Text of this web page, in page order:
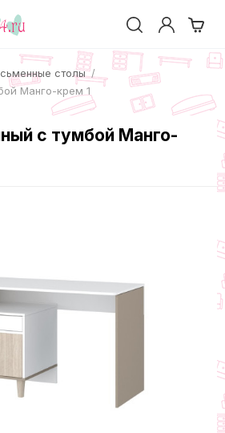
столы
Манго-крем 1
с тумбой Манго-